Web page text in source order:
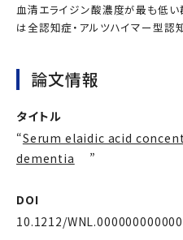
血清エライジン酸濃度が最も低
は全認知症・アルツハイマー型認
論文情報
タイトル
“Serum elaidic acid
dementia
”
DOI
10.1212/